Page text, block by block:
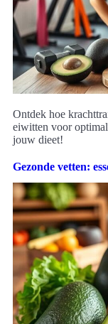
Ontdek hoe
eiwitten voor
jouw dieet!
Gezonde vetten: